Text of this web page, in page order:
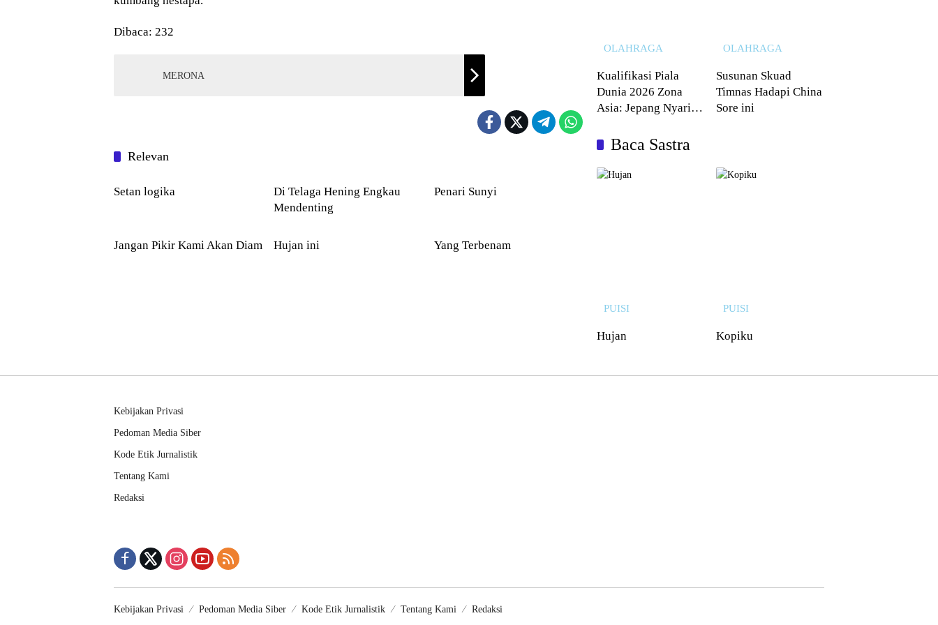
Dibaca: 232
MERONA
Relevan
PUISI
Setan logika
Di Telaga Hening Engkau
Mendenting
Penari Sunyi
Jangan Pikir Kami Akan Diam Hujan ini Yang Terbenam
OLAHRAGA
Kualifikasi Piala
Dunia 2026 Zona
Asia: Jepang Nyaris
OLAHRAGA
Susunan Skuad
Timnas Hadapi China
Sore ini
Baca Sastra
PUISI
Hujan
PUISI
Kopiku
Kebijakan Privasi
Pedoman Media Siber
Kode Etik Jurnalistik
Tentang Kami
Redaksi
Kebijakan Privasi Pedoman Media Siber Kode Etik Jurnalistik Tentang Kami Redaksi